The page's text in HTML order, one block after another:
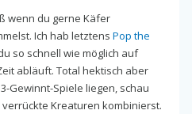
wenn du gerne Käfer
Ich hab letztens Pop the
so schnell wie möglich auf
abläuft. Total hektisch aber
Gewinnt-Spiele liegen, schau
verrückte Kreaturen kombinierst.